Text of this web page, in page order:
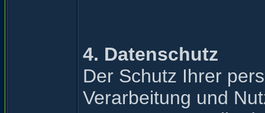
4. Datenschutz
Der Schutz Ihrer
Verarbeitung und